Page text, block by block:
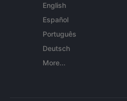
English
Español
Português
Deutsch
More...